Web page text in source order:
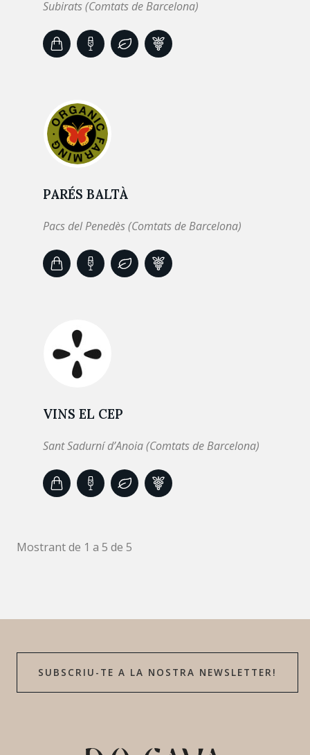
Subirats (Comtats de Barcelona)
PARÉS BALTÀ
Pacs del Penedès (Comtats de Barcelona)
VINS EL CEP
Sant Sadurní d’Anoia (Comtats de Barcelona)
Mostrant de 1 a 5 de 5
SUBSCRIU-TE A LA NOSTRA NEWSLETTER!